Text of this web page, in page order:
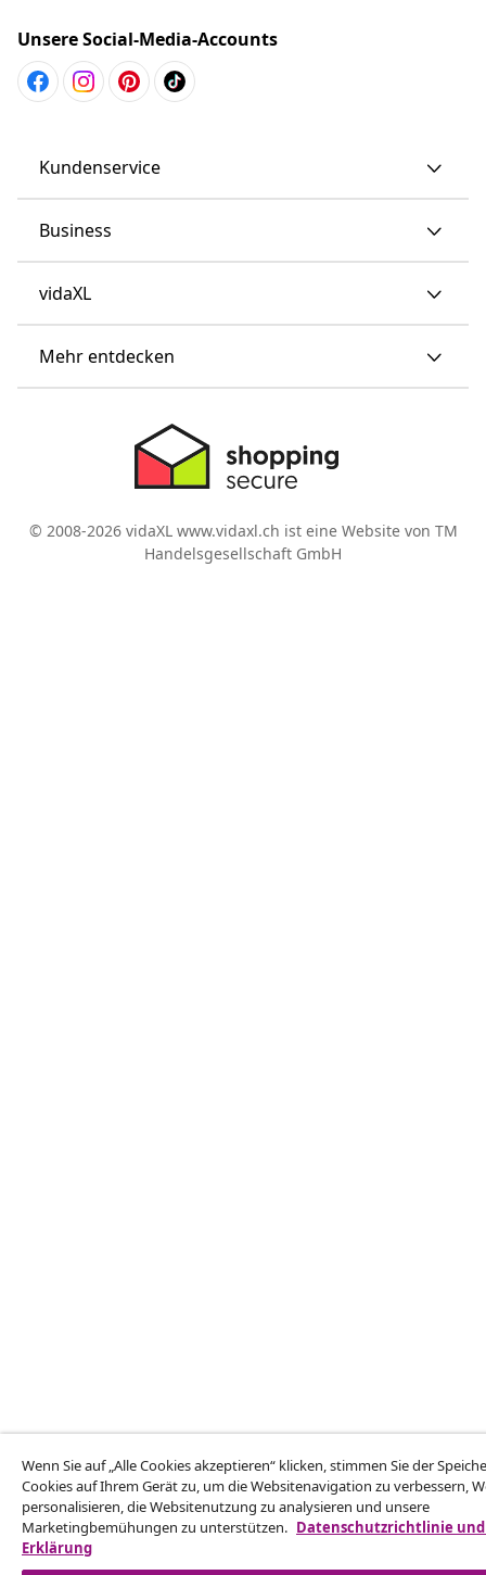
Unsere Social-Media-Accounts
Kundenservice
Business
vidaXL
Mehr entdecken
© 2008-2026 vidaXL www.vidaxl.ch ist eine Website von TM
Handelsgesellschaft GmbH
Wenn Sie auf „Alle Cookies akzeptieren“ klicken, stimmen Sie der
Cookies auf Ihrem Gerät zu, um die Websitenavigation zu verbessern,
personalisieren, die Websitenutzung zu analysieren und unsere
Marketingbemühungen zu unterstützen. Datenschutzrichtlinie und
Erklärung